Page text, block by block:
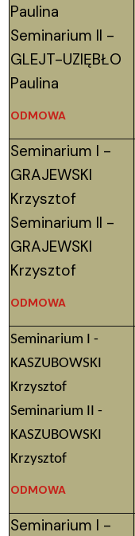
Paulina
Seminarium II -
GLEJT-UZIĘBŁO
Paulina
ODMOWA
Seminarium I -
GRAJEWSKI
Krzysztof
Seminarium II -
GRAJEWSKI
Krzysztof
ODMOWA
Seminarium I -
KASZUBOWSKI
Krzysztof
Seminarium II -
KASZUBOWSKI
Krzysztof
ODMOWA
Seminarium I -